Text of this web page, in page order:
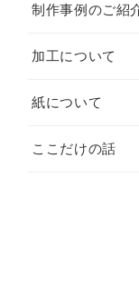
制作事例のご紹
加工について
紙について
ここだけの話